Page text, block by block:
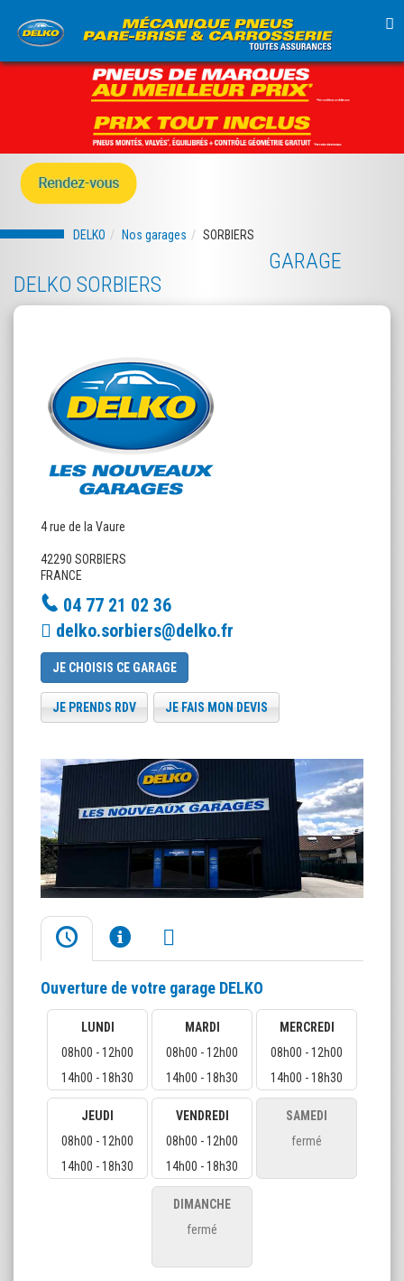
DELKO Nos garages SORBIERS
GARAGE
DELKO SORBIERS
4 rue de la Vaure
42290 SORBIERS
FRANCE
04 77 21 02 36
delko.sorbiers@delko.fr
JE CHOISIS CE GARAGE
JE PRENDS RDV JE FAIS MON DEVIS
Ouverture de votre garage DELKO
LUNDI
08h00 - 12h00
14h00 - 18h30
MARDI
08h00 - 12h00
14h00 - 18h30
MERCREDI
08h00 - 12h00
14h00 - 18h30
JEUDI
08h00 - 12h00
14h00 - 18h30
VENDREDI
08h00 - 12h00
14h00 - 18h30
SAMEDI
fermé
DIMANCHE
fermé